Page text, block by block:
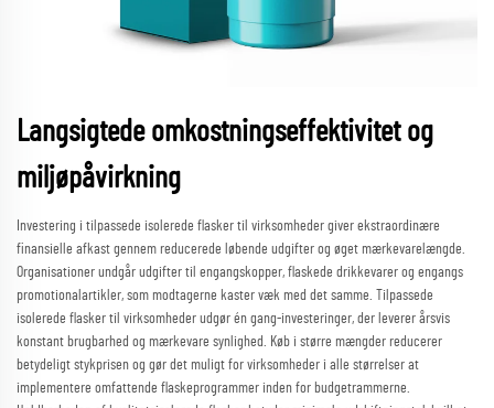
Langsigtede omkostningseffektivitet og
miljøpåvirkning
Investering i tilpassede isolerede flasker til virksomheder giver ekstraordinære
finansielle afkast gennem reducerede løbende udgifter og øget mærkevarelængde.
Organisationer undgår udgifter til engangskopper, flaskede drikkevarer og engangs
promotionalartikler, som modtagerne kaster væk med det samme. Tilpassede
isolerede flasker til virksomheder udgør én gang-investeringer, der leverer årsvis
konstant brugbarhed og mærkevare synlighed. Køb i større mængder reducerer
betydeligt stykprisen og gør det muligt for virksomheder i alle størrelser at
implementere omfattende flaskeprogrammer inden for budgetrammerne.